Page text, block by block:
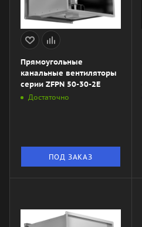
Прямоугольные
канальные вентиляторы
серии ZFPN 50-30-2E
Достаточно
ПОД ЗАКАЗ